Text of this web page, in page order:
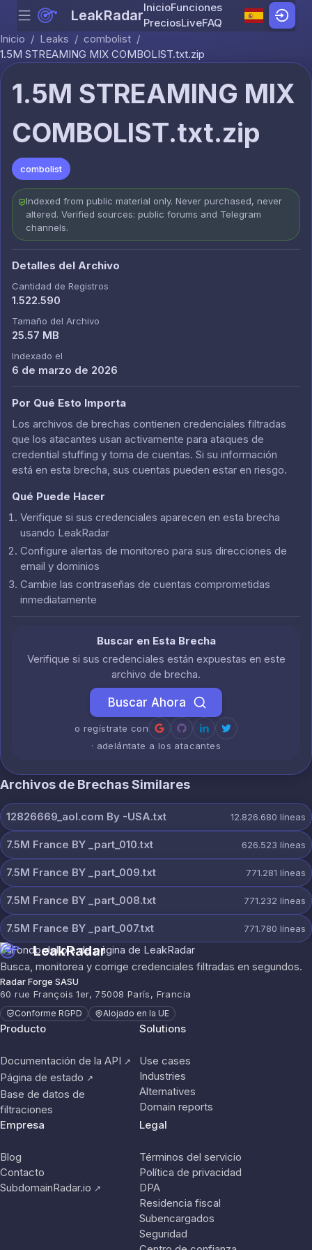
Skip to content
Menu LeakRadarInicioFunciones
PreciosLiveFAQ
Inicio / Leaks / combolist /
1.5M STREAMING MIX COMBOLIST.txt.zip
1.5M STREAMING MIX
COMBOLIST.txt.zip
combolist
Indexed from public material only. Never purchased, never
altered. Verified sources: public forums and Telegram
channels.
Detalles del Archivo
Cantidad de Registros
1.522.590
Tamaño del Archivo
25.57 MB
Indexado el
6 de marzo de 2026
Por Qué Esto Importa
Los archivos de brechas contienen credenciales filtradas
que los atacantes usan activamente para ataques de
credential stuffing y toma de cuentas. Si su información
está en esta brecha, sus cuentas pueden estar en riesgo.
Qué Puede Hacer
Verifique si sus credenciales aparecen en esta brecha
usando LeakRadar
Configure alertas de monitoreo para sus direcciones de
email y dominios
Cambie las contraseñas de cuentas comprometidas
inmediatamente
Buscar en Esta Brecha
Verifique si sus credenciales están expuestas en este
archivo de brecha.
Buscar Ahora
o regístrate con
· adelántate a los atacantes
Archivos de Brechas Similares
12826669_aol.com By -USA.txt 12.826.680 líneas
7.5M France BY _part_010.txt 626.523 líneas
7.5M France BY _part_009.txt 771.281 líneas
7.5M France BY _part_008.txt 771.232 líneas
7.5M France BY _part_007.txt 771.780 líneas
LeakRadar
Busca, monitorea y corrige credenciales filtradas en segundos.
Radar Forge SASU
60 rue François 1er, 75008 París, Francia
Conforme RGPD Alojado en la UE
Producto
Documentación de la API ↗
Página de estado ↗
Base de datos de
filtraciones
Solutions
Use cases
Industries
Alternatives
Domain reports
Empresa
Blog
Contacto
SubdomainRadar.io ↗
Legal
Términos del servicio
Política de privacidad
DPA
Residencia fiscal
Subencargados
Seguridad